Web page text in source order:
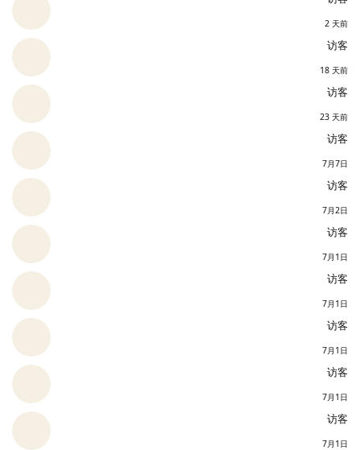
2 天前
访客
18 天前
访客
23 天前
访客
7月7日
访客
7月2日
访客
7月1日
访客
7月1日
访客
7月1日
访客
7月1日
访客
7月1日